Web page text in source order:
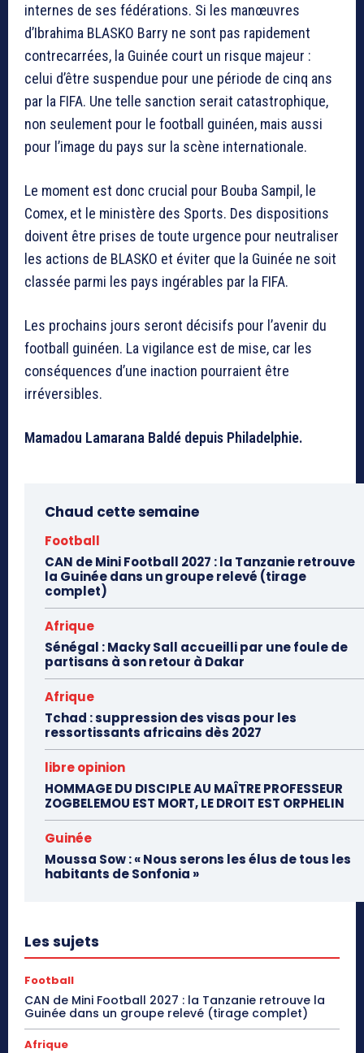
internes de ses fédérations. Si les manœuvres
d’Ibrahima BLASKO Barry ne sont pas rapidement
contrecarrées, la Guinée court un risque majeur :
celui d’être suspendue pour une période de cinq ans
par la FIFA. Une telle sanction serait catastrophique,
non seulement pour le football guinéen, mais aussi
pour l’image du pays sur la scène internationale.
Le moment est donc crucial pour Bouba Sampil, le
Comex, et le ministère des Sports. Des dispositions
doivent être prises de toute urgence pour neutraliser
les actions de BLASKO et éviter que la Guinée ne soit
classée parmi les pays ingérables par la FIFA.
Les prochains jours seront décisifs pour l’avenir du
football guinéen. La vigilance est de mise, car les
conséquences d’une inaction pourraient être
irréversibles.
Mamadou Lamarana Baldé depuis Philadelphie.
Chaud cette semaine
Football
CAN de Mini Football 2027 : la Tanzanie retrouve
la Guinée dans un groupe relevé (tirage
complet)
Afrique
Sénégal : Macky Sall accueilli par une foule de
partisans à son retour à Dakar
Afrique
Tchad : suppression des visas pour les
ressortissants africains dès 2027
libre opinion
HOMMAGE DU DISCIPLE AU MAÎTRE PROFESSEUR
ZOGBELEMOU EST MORT, LE DROIT EST ORPHELIN
Guinée
Moussa Sow : « Nous serons les élus de tous les
habitants de Sonfonia »
Les sujets
Football
CAN de Mini Football 2027 : la Tanzanie retrouve la
Guinée dans un groupe relevé (tirage complet)
Afrique